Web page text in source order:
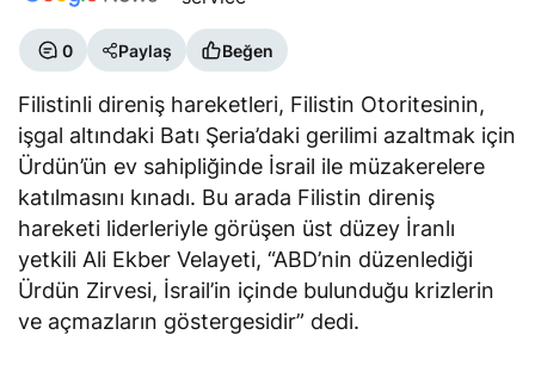
0 Paylaş Beğen
Filistinli direniş hareketleri, Filistin Otoritesinin,
işgal altındaki Batı Şeria’daki gerilimi azaltmak için
Ürdün’ün ev sahipliğinde İsrail ile müzakerelere
katılmasını kınadı. Bu arada Filistin direniş
hareketi liderleriyle görüşen üst düzey İranlı
yetkili Ali Ekber Velayeti, “ABD’nin düzenlediği
Ürdün Zirvesi, İsrail’in içinde bulunduğu krizlerin
ve açmazların göstergesidir” dedi.